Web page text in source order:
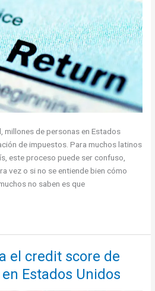
millones de personas en Estados
de impuestos. Para muchos latinos
este proceso puede ser confuso,
vez o si no se entiende bien cómo
no saben es que
el credit score de
Estados Unidos